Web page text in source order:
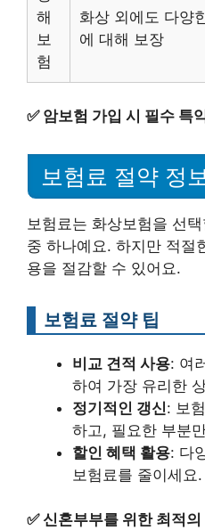
해
보
험
화상 외에도 다양
에 대해 보장
✅ 암보험 가입 시 필수 특
보험료 절약 정보
보험료는 화상보험을 선
중 하나예요. 하지만 적절
용을 절감할 수 있어요.
보험료 절약 팁
비교 견적 사용: 여
하여 가장 유리한
정기적인 갱신: 보
하고, 필요한 부분
할인 혜택 활용: 다
보험료를 줄이세요.
✅신혼부부를 위한 최적